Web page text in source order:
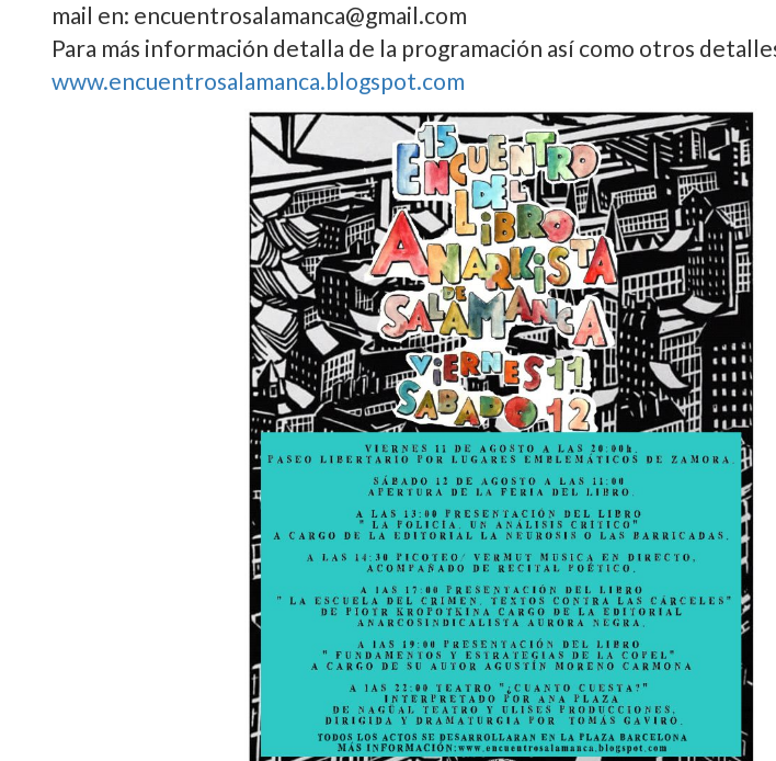
mail en: encuentrosalamanca@gmail.com
Para más información detalla de la programación así como otros
www.encuentrosalamanca.blogspot.com